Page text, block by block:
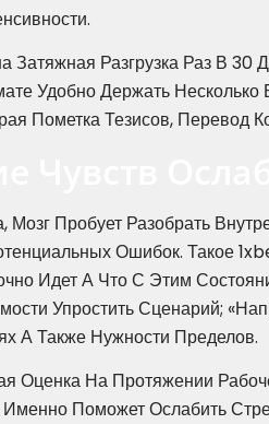
Затяжная Разгрузка Раз В
Удобно Держать
Пометка Тезисов, Перевод
Мозг Пробует Разобрать
Ошибок. Такое
Идет А Что С Этим
Упростить Сценарий;
А Также Нужности Пределов.
Оценка На Протяжении
Поможет Ослабить